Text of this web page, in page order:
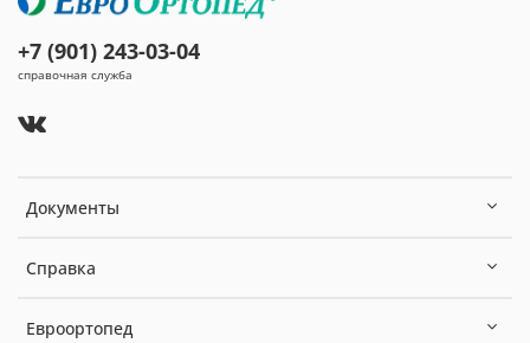
Документы
Справка
Евроортопед
+7 (901) 243-03-04
справочная служба